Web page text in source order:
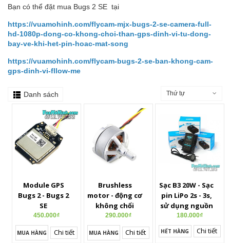
Bạn có thể đặt mua Bugs 2 SE tại
https://vuamohinh.com/flycam-mjx-bugs-2-se-camera-full-
hd-1080p-dong-co-khong-choi-than-gps-dinh-vi-tu-dong-
bay-ve-khi-het-pin-hoac-mat-song
https://vuamohinh.com/flycam-bugs-2-se-ban-khong-cam-
gps-dinh-vi-fllow-me
Danh sách Thứ tự
Module GPS
Bugs 2 - Bugs 2
SE
450.000₫
MUA HÀNG Chi tiết
Brushless
motor - động cơ
không chổi
than dành cho
MJX BUGS 2 b2w,
Bugs 2 SE, Bugs
290.000₫
MUA HÀNG Chi tiết
Sạc B3 20W - Sạc
pin LiPo 2s - 3s,
sử dụng nguồn
điện trực tiếp
không qua bộ
chuyển, tốc độ
180.000₫
HẾT HÀNG Chi tiết